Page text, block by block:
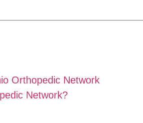
Orthopedic Network
Network?